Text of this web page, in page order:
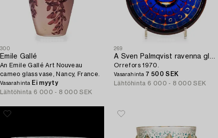
300
Emile Gallé
An Emile Gallé Art Nouveau
cameo glass vase, Nancy, France.
Vasarahinta Ei myyty
Lähtöhinta 6 000 - 8 000 SEK
269
A Sven Palmqvist ravenna glass bowl,
Orrefors 1970.
Vasarahinta 7 500 SEK
Lähtöhinta 6 000 - 8 000 SEK